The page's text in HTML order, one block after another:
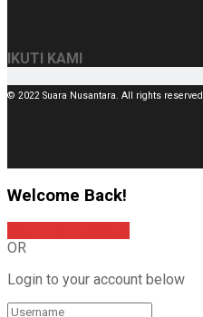
IKUTI KAMI
© 2022 Suara Nusantara. All rights
Welcome Back!
OR
Login to your account below